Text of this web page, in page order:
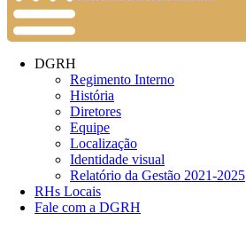
DGRH
Regimento Interno
História
Diretores
Equipe
Localização
Identidade visual
Relatório da Gestão 2021-2025
RHs Locais
Fale com a DGRH